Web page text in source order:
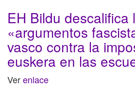
EH Bildu descalifica
«argumentos
vasco contra la
euskera en las
Verenlace